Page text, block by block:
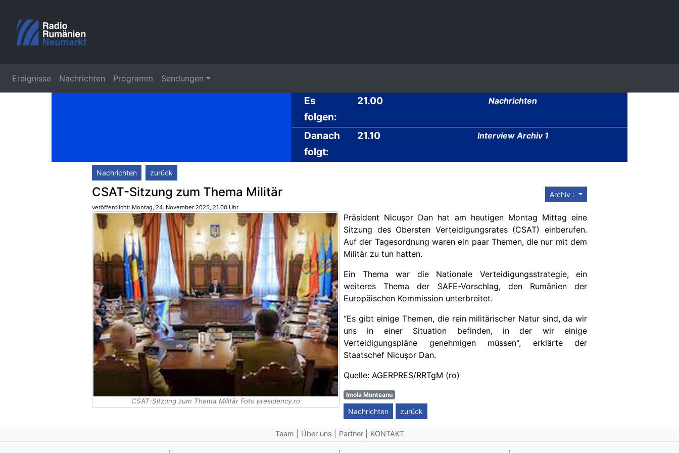
Ereignisse Nachrichten Programm Sendungen
Es
folgen:
21.00 Nachrichten
Danach
folgt:
21.10 Interview Archiv 1
Nachrichten zurück
Archiv :
CSAT-Sitzung zum Thema Militär
veröffentlicht: Montag, 24. November 2025, 21.00 Uhr
CSAT-Sitzung zum Thema Militär Foto presidency.ro
Präsident Nicuşor Dan hat am heutigen Montag Mittag eine
Sitzung des Obersten Verteidigungsrates (CSAT) einberufen.
Auf der Tagesordnung waren ein paar Themen, die nur mit dem
Militär zu tun hatten.
Ein Thema war die Nationale Verteidigungsstrategie, ein
weiteres Thema der SAFE-Vorschlag, den Rumänien der
Europäischen Kommission unterbreitet.
“Es gibt einige Themen, die rein militärischer Natur sind, da wir
uns in einer Situation befinden, in der wir einige
Verteidigungspläne genehmigen müssen", erklärte der
Staatschef Nicuşor Dan.
Quelle: AGERPRES/RRTgM (ro)
Imola Munteanu
Nachrichten zurück
Team Über uns Partner KONTAKT